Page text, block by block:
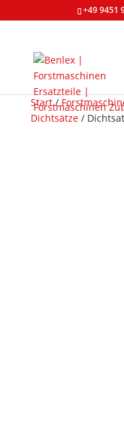
+49 9451
Start/
Dichtsätze/